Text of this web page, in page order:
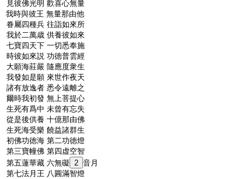
見彼佛光明 歡喜心無量
我時與彼王 無量那由他
眷屬四種兵 往詣如來所
我於二萬歳 供養彼如來
七寶四天下 一切悉奉施
時彼如來説 功徳普雲經
大願海莊嚴 隨應度衆生
我發如是願 來世作夜天
諸有放逸者 悉令遠離之
爾時我初發 無上菩提心
生死有爲中 未曾有忘失
從是後供養 十億那由佛
生死海受樂 饒益諸群生
初佛功徳海 第二功徳燈
第三寶幢佛 第四虚空智
第五蓮華藏 六無礙 2 音月
第七法月王 八圓滿智燈